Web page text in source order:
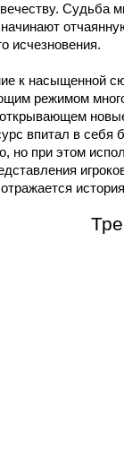
Судьба
исчезновения.
к насыщенной
режимом
впитал в себя
но при этом